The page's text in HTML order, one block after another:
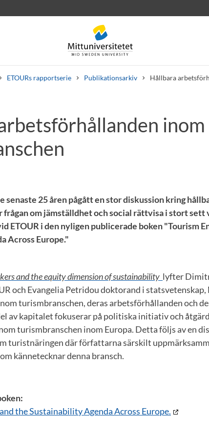
ETOURs rapportserie Publikationsarkiv Hållbara
Personal Lediga jobb
inom
senaste 25 åren pågått en stor diskussion kring
om jämställdhet och social rättvisa i stort sett
ETOUR i den nyligen publicerade boken "Tourism
Across Europe."
and the equity dimension of sustainability lyfter
och Evangelia Petridou doktorand i
turismbranschen, deras arbetsförhållanden och
av kapitalet fokuserar på politiska initiativ och
turismbranschen inom Europa. Detta följs av en
turistnäringen där författarna särskilt
kännetecknar denna bransch.
the Sustainability Agenda Across Europe.